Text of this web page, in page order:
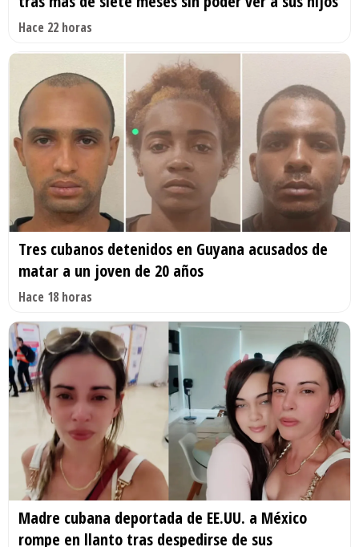
Hace 22 horas
Tres cubanos detenidos en Guyana acusados de
matar a un joven de 20 años
Hace 18 horas
Madre cubana deportada de EE.UU. a México
rompe en llanto tras despedirse de sus